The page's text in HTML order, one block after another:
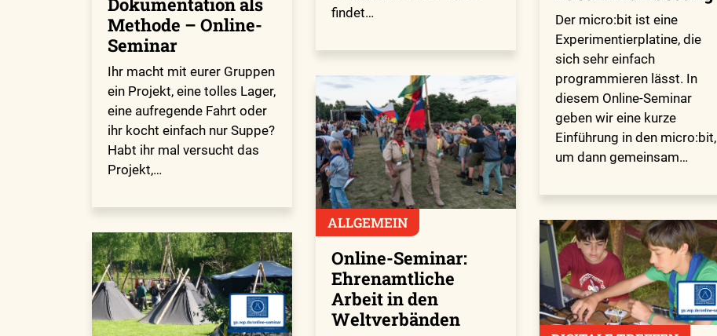
findet…
Methode – Online-
Seminar
Ihr macht mit eurer Gruppen
ein Projekt, eine tolles Lager,
eine aufregende Fahrt oder
ihr kocht einfach nur Suppe?
Habt ihr mal versucht das
Projekt,…
ALLGEMEIN
Online-Seminar:
Ehrenamtliche
Arbeit in den
Weltverbänden
Der micro:bit ist eine
Experimentierplatine, die
sich sehr einfach
programmieren lässt. In
diesem Online-Seminar
geben wir eine kurze
Einführung in den micro:bit,
um dann gemeinsam…